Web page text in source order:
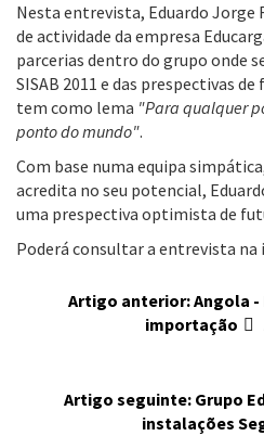
Nesta entrevista, Eduardo Jorge
de actividade da empresa
parcerias dentro do grupo onde
SISAB 2011 e das prespectivas
tem como lema "Para qualquer
ponto do mundo".
Com base numa equipa
acredita no seu potencial,
uma prespectiva optimista de
Poderá consultar a entrevista na
Artigo anterior: Angola -
importação
Artigo seguinte: Grupo
instalações